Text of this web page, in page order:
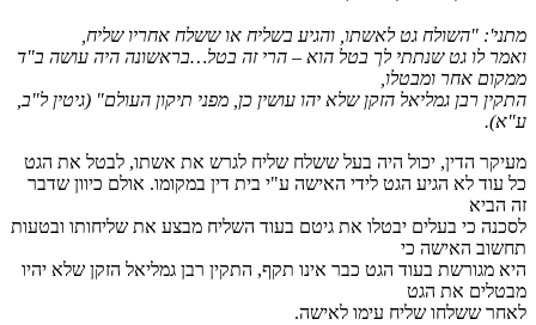
מתני': "השולח גט לאשתו, והגיע בשליח או ששלח אחריו שליח,
ואמר לו גט שנתתי לך בטל הוא – הרי זה בטל…בראשונה היה עושה ב"ד
ממקום אחר ומבטלו,
התקין רבן גמליאל הזקן שלא יהו עושין כן, מפני תיקון העולם" (גיטין ל"ב,
ע"א).
מעיקר הדין, יכול היה בעל ששלח שליח לגרש את אשתו, לבטל את הגט
כל עוד לא הגיע הגט לידי האישה ע"י בית דין במקומו. אולם כיוון שדבר
זה הביא
לסכנה כי בעלים יבטלו את גיטם בעוד השליח מבצע את שליחותו ובטעות
תחשוב האישה כי
היא מגורשת בעוד הגט כבר אינו תקף, התקין רבן גמליאל הזקן שלא יהיו
מבטלים את הגט
לאחר ששלחו שליח עימו לאישה.